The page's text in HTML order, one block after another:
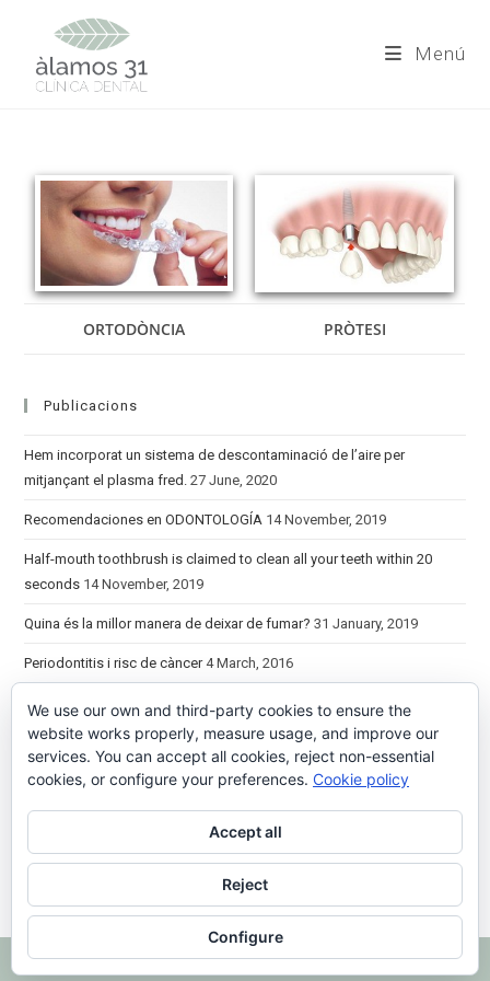
content
Menú
ORTODÒNCIA PRÒTESI
Publicacions
Hem incorporat un sistema de descontaminació de l’aire per
mitjançant el plasma fred. 27 June, 2020
Recomendaciones en ODONTOLOGÍA 14 November, 2019
Half-mouth toothbrush is claimed to clean all your teeth within 20
seconds 14 November, 2019
Quina és la millor manera de deixar de fumar? 31 January, 2019
Periodontitis i risc de càncer 4 March, 2016
Horari
De dilluns a dimecres de 9:00 a 20:00h
© 2023 Clínica Dental Àlamos| DissenySilvia Gual
We use our own and third-party cookies to ensure the
website works properly, measure usage, and improve our
services. You can accept all cookies, reject non-essential
cookies, or configure your preferences. Cookie policy
Accept all
Reject
Configure